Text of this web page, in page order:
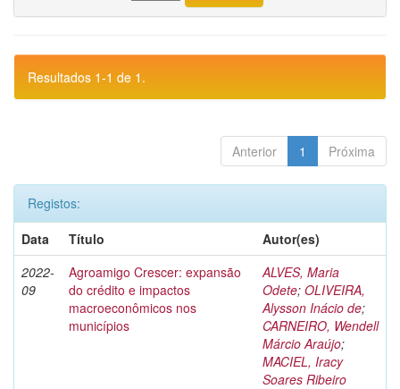
Resultados 1-1 de 1.
Anterior 1 Próxima
Registos:
Data
Título
Autor(es)
2022-
09
Agroamigo Crescer: expansão
do crédito e impactos
macroeconômicos nos
municípios
ALVES, Maria
Odete; OLIVEIRA,
Alysson Inácio de;
CARNEIRO, Wendell
Márcio Araújo;
MACIEL, Iracy
Soares Ribeiro